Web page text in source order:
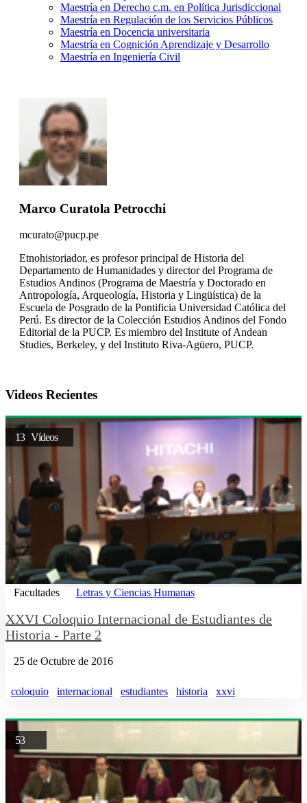
Maestría en Derecho c.m. en Política Jurisdiccional
Maestría en Regulación de los Servicios Públicos
Maestría en Docencia universitaria
Maestría en Cognición Aprendizaje y Desarrollo
Maestría en Ingeniería Civil
Marco Curatola Petrocchi
mcurato@pucp.pe
Etnohistoriador, es profesor principal de Historia del
Departamento de Humanidades y director del Programa de
Estudios Andinos (Programa de Maestría y Doctorado en
Antropología, Arqueología, Historia y Lingüística) de la
Escuela de Posgrado de la Pontificia Universidad Católica del
Perú. Es director de la Colección Estudios Andinos del Fondo
Editorial de la PUCP. Es miembro del Institute of Andean
Studies, Berkeley, y del Instituto Riva-Agüero, PUCP.
Videos Recientes
13 Vídeos
Facultades Letras y Ciencias Humanas
XXVI Coloquio Internacional de Estudiantes de
Historia - Parte 2
25 de Octubre de 2016
coloquio internacional estudiantes historia xxvi
53